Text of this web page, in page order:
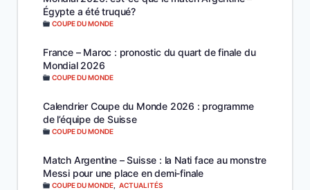
Égypte a été truqué?
COUPE DU MONDE
France – Maroc : pronostic du quart de finale du
Mondial 2026
COUPE DU MONDE
Calendrier Coupe du Monde 2026 : programme
de l’équipe de Suisse
COUPE DU MONDE
Match Argentine – Suisse : la Nati face au monstre
Messi pour une place en demi-finale
COUPE DU MONDE ACTUALITÉS